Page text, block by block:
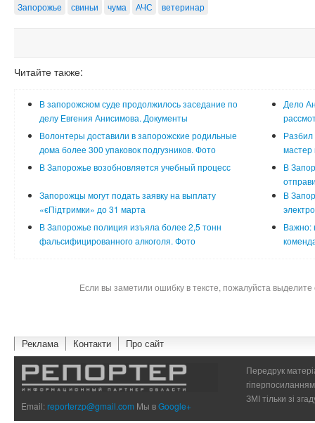
Запорожье
свиньи чума АЧС ветеринар
Читайте также:
В запорожском суде продолжилось заседание по
делу Евгения Анисимова. Документы
Дело
Волонтеры доставили в запорожские родильные
дома более 300 упаковок подгузников. Фото
Разбил
мастер
В Запорожье возобновляется учебный процесс
В
Запорожцы могут подать заявку на выплату
«єПідтримки» до 31 марта
В
В Запорожье полиция изъяла более 2,5 тонн
фальсифицированного алкоголя. Фото
Важно:
Если вы заметили ошибку в тексте, пожалуйста
Реклама Контакти Про сайт
Email:reporterzp@gmail.com Мы вGoogle+
Передрук
ЗМІ тільки зі